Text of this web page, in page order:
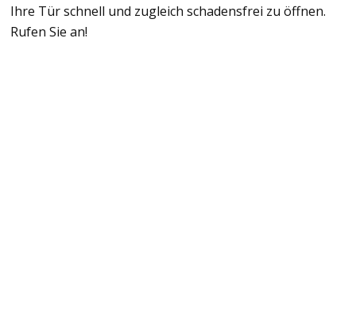
Ihre Tür schnell und zugleich schadensfrei zu öffnen.
Rufen Sie an!